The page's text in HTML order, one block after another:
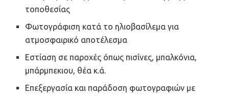
τοποθεσίας
Φωτογράφιση κατά το ηλιοβασίλεμα για
ατμοσφαιρικό αποτέλεσμα
Εστίαση σε παροχές όπως πισίνες, μπαλκόνια,
μπάρμπεκιου, θέα κ.ά.
Επεξεργασία και παράδοση φωτογραφιών με